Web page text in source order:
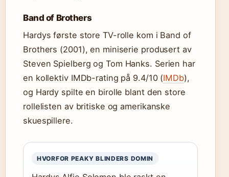
Band of Brothers
Hardys første store TV-rolle kom i Band of
Brothers (2001), en miniserie produsert av
Steven Spielberg og Tom Hanks. Serien har
en kollektiv IMDb-rating på 9.4/10 (IMDb),
og Hardy spilte en birolle blant den store
rollelisten av britiske og amerikanske
skuespillere.
HVORFOR PEAKY BLINDERS DOMIN